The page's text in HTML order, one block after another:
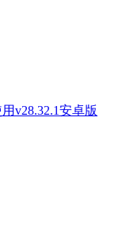
v28.32.1安卓版